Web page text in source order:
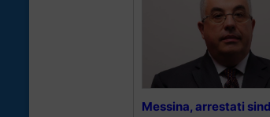
Messina, arrestati